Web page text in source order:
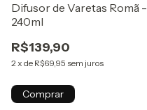
Difusor de Varetas Romã -
240ml
R$139,90
2 x de R$69,95 sem juros
Comprar